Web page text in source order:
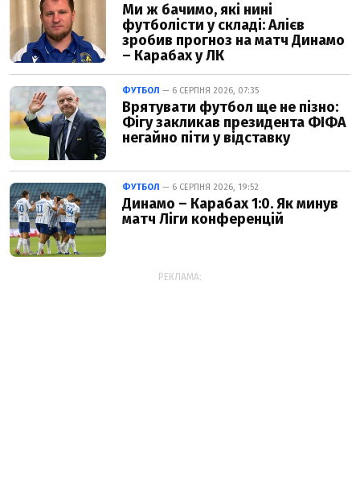
Ми ж бачимо, які нині
футболісти у складі: Алієв
зробив прогноз на матч Динамо
– Карабах у ЛК
ФУТБОЛ — 6 СЕРПНЯ 2026, 07:35
Врятувати футбол ще не пізно:
Фігу закликав президента ФІФА
негайно піти у відставку
ФУТБОЛ — 6 СЕРПНЯ 2026, 19:52
Динамо – Карабах 1:0. Як минув
матч Ліги конференцій
РЕКЛАМА: